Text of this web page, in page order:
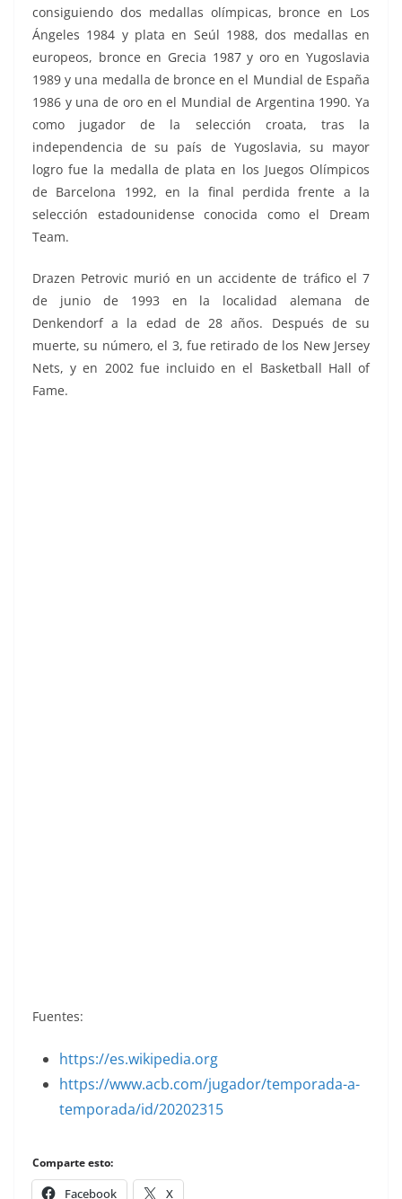
consiguiendo dos medallas olímpicas, bronce en Los
Ángeles 1984 y plata en Seúl 1988, dos medallas en
europeos, bronce en Grecia 1987 y oro en Yugoslavia
1989 y una medalla de bronce en el Mundial de España
1986 y una de oro en el Mundial de Argentina 1990. Ya
como jugador de la selección croata, tras la
independencia de su país de Yugoslavia, su mayor
logro fue la medalla de plata en los Juegos Olímpicos
de Barcelona 1992, en la final perdida frente a la
selección estadounidense conocida como el Dream
Team.
Drazen Petrovic murió en un accidente de tráfico el 7
de junio de 1993 en la localidad alemana de
Denkendorf a la edad de 28 años. Después de su
muerte, su número, el 3, fue retirado de los New Jersey
Nets, y en 2002 fue incluido en el Basketball Hall of
Fame.
Fuentes:
https://es.wikipedia.org
https://www.acb.com/jugador/temporada-a-
temporada/id/20202315
Comparte esto:
Facebook X